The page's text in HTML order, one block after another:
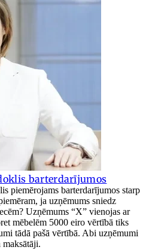
barterdarījumos
piemērojams barterdarījumos starp
ja uzņēmums sniedz
Uzņēmums “X” vienojas ar
mēbelēm 5000 eiro vērtībā tiks
tādā pašā vērtībā. Abi uzņēmumi